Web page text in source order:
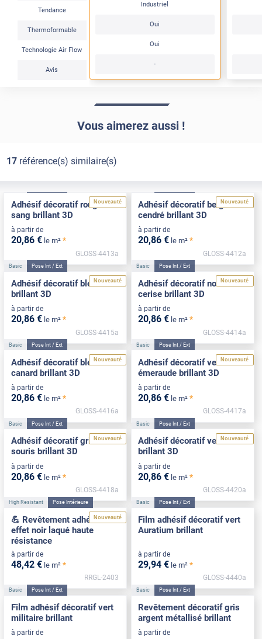
Tendance
Thermoformable
Technologie Air Flow
Avis
Industriel
Oui
Oui
-
Vous aimerez aussi !
17référence(s) similaire(s)
Nouveauté
Adhésif décoratif rouge
sang brillant 3D
à partir de
20,86 € le m² *
GLOSS-4413a
Nouveauté
Adhésif décoratif beige
cendré brillant 3D
à partir de
20,86 € le m² *
GLOSS-4412a
Nouveauté
Basic Pose Int / Ext
Adhésif décoratif bleu roi
brillant 3D
à partir de
20,86 € le m² *
GLOSS-4415a
Nouveauté
Basic Pose Int / Ext
Adhésif décoratif noir
cerise brillant 3D
à partir de
20,86 € le m² *
GLOSS-4414a
Nouveauté
Basic Pose Int / Ext
Adhésif décoratif bleu
canard brillant 3D
à partir de
20,86 € le m² *
GLOSS-4416a
Nouveauté
Basic Pose Int / Ext
Adhésif décoratif vert
émeraude brillant 3D
à partir de
20,86 € le m² *
GLOSS-4417a
Nouveauté
Basic Pose Int / Ext
Adhésif décoratif gris
souris brillant 3D
à partir de
20,86 € le m² *
GLOSS-4418a
Nouveauté
Basic Pose Int / Ext
Adhésif décoratif vert d'eau
brillant 3D
à partir de
20,86 € le m² *
GLOSS-4420a
Nouveauté
High Resistant Pose Intérieure
💪 Revêtement adhésif
effet noir laqué haute
résistance
à partir de
48,42 € le m² *
RRGL-2403
Basic Pose Int / Ext
Film adhésif décoratif vert
Auratium brillant
à partir de
29,94 € le m² *
GLOSS-4440a
Basic Pose Int / Ext
Film adhésif décoratif vert
militaire brillant
à partir de
Basic Pose Int / Ext
Revêtement décoratif gris
argent métallisé brillant
à partir de